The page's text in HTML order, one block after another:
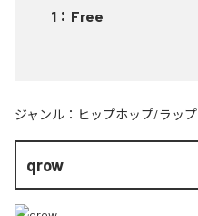
1 ： Free
ジャンル： ヒップホップ/ラップ
qrow